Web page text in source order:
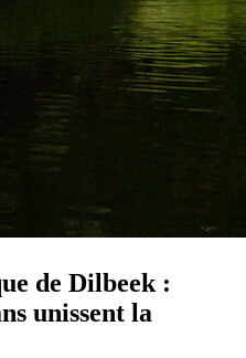
de Dilbeek :
unissent la